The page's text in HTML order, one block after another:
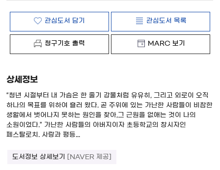
관심도서 담기 관심도서 목록
청구기호 출력 MARC 보기
상세정보
“청년 시절부터 내 가슴은 한 줄기 강물처럼 유유히, 그리고 외로이 오직
하나의 목표를 위하여 흘러 왔다. 곧 주위에 있는 가난한 사람들이 비참한
생활에서 벗어나지 못하는 원인을 찾아,그 근원을 없애는 것이 나의
소원이었다.” 가난한 사람들의 아버지이자 초등학교의 창시자인
페스탈로치. 사랑과 평등...
도서정보 상세보기 [NAVER 제공]